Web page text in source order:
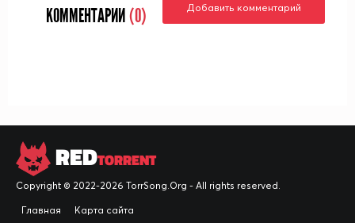
КОММЕНТАРИИ (0) Добавить комментарий
REDTORRENT
Copyright © 2022-2026 TorrSong.Org - All rights reserved.
Главная Карта сайта